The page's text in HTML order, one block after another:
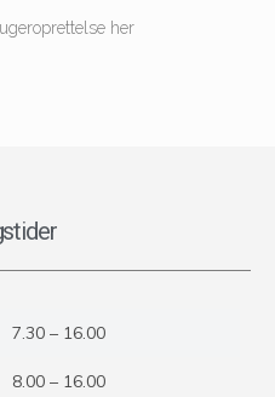
her
7.30 – 16.00
8.00 – 16.00